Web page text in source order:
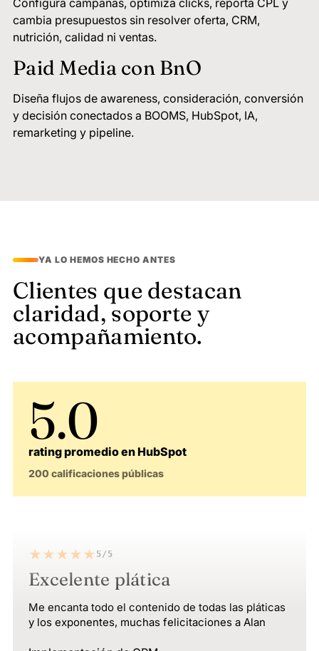
cambia presupuestos sin resolver oferta, CRM,
nutrición, calidad ni ventas.
Paid Media con BnO
Diseña flujos de awareness, consideración, conversión
y decisión conectados a BOOMS, HubSpot, IA,
remarketing y pipeline.
YA LO HEMOS HECHO ANTES
Clientes que destacan
claridad, soporte y
acompañamiento.
5.0
rating promedio en HubSpot
200 calificaciones públicas
★★★★★ 5/5
Excelente plática
Me encanta todo el contenido de todas las pláticas
y los exponentes, muchas felicitaciones a Alan